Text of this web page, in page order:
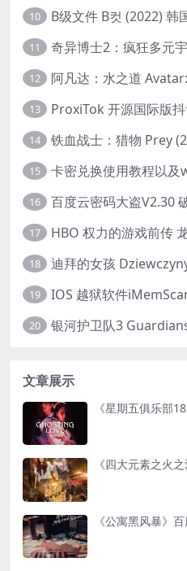
10
11
12
13
14 铁血战士：猎物 Prey
15 卡密兑换使用教程以
16 百度云密码大盗V2.30
17
18
19
20
文章展示
《星期五俱乐部
《四大元素之火之
《公寓黑风暴》